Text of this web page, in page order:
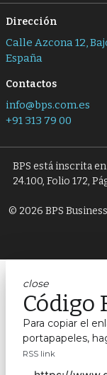
Dirección
Calle Azcona 12,
España
Contactos
info@bps.com.es
+91 313 79 00
BPS está inscrita
24.100, Folio 172,
© 2026 BPS
close
Código
Para copiar el
portapapeles,
RSS link